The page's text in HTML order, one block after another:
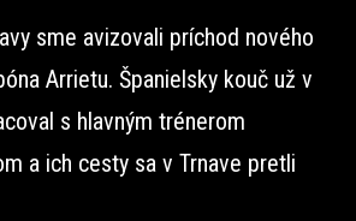
sme avizovali príchod nového
Arrietu. Španielsky kouč už v
s hlavným trénerom
a ich cesty sa v Trnave pretli